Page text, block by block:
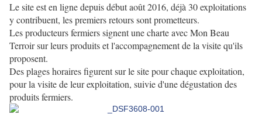
Le site est en ligne depuis début août 2016, déjà 30 exploitations
y contribuent, les premiers retours sont prometteurs.
Les producteurs fermiers signent une charte avec Mon Beau
Terroir sur leurs produits et l'accompagnement de la visite qu'ils
proposent.
Des plages horaires figurent sur le site pour chaque exploitation,
pour la visite de leur exploitation, suivie d'une dégustation des
produits fermiers.